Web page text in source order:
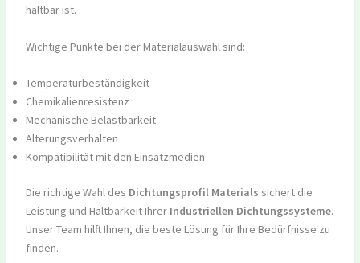
haltbar ist.
Wichtige Punkte bei der Materialauswahl sind:
Temperaturbeständigkeit
Chemikalienresistenz
Mechanische Belastbarkeit
Alterungsverhalten
Kompatibilität mit den Einsatzmedien
Die richtige Wahl des Dichtungsprofil Materials sichert die
Leistung und Haltbarkeit Ihrer Industriellen Dichtungssysteme.
Unser Team hilft Ihnen, die beste Lösung für Ihre Bedürfnisse zu
finden.